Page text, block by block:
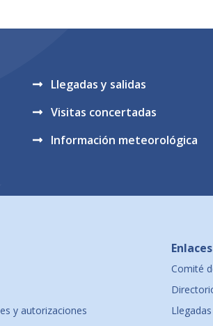
Llegadas y salidas
Visitas concertadas
Información meteorológica
y autorizaciones
Comité